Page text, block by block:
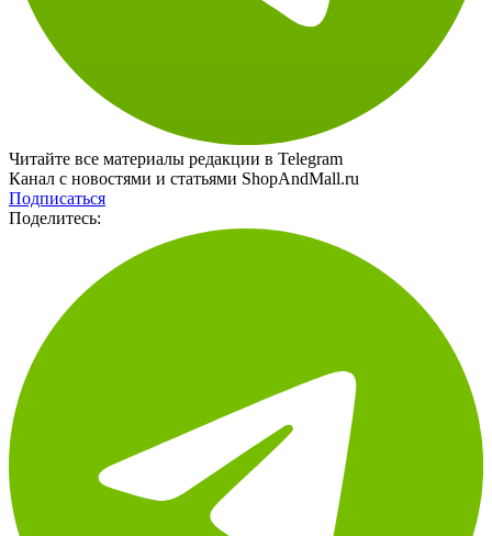
Читайте все материалы редакции в Telegram
Канал с новостями и статьями ShopAndMall.ru
Подписаться
Поделитесь: